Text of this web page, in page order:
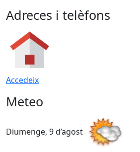
Adreces i telèfons
Accedeix
Meteo
Diumenge, 9 d’agost